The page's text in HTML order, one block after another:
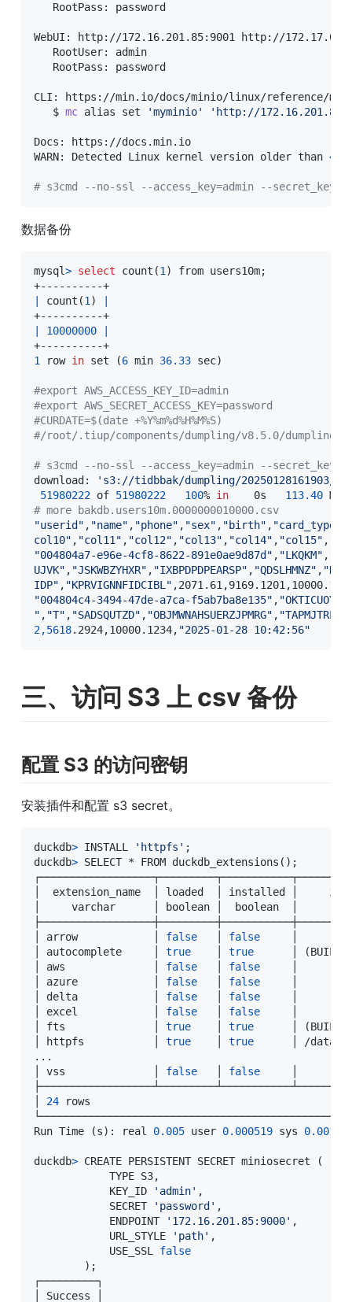
   RootPass: password
WebUI: http://172.16.201.85:9001 http://
   RootUser: admin
   RootPass: password
CLI: https://min.io/docs/minio/linux/reference/
   $
mc alias set 'myminio' 'http://
Docs: https://docs.min.io
WARN: Detected Linux kernel version older than 4.0
# s3cmd --no-ssl --access_key=admin --
数据备份
mysql> select count (1 ) from users10m;
count (1 )
10000000
1
row in set (6 min 36.33 sec)
#export AWS_ACCESS_KEY_ID=admin
#export AWS_SECRET_ACCESS_KEY=password
#CURDATE=$(date +%Y%m%d%H%M%S)
#/root/.tiup/components/dumpling/v8.5.0/dumpling
# s3cmd --no-ssl --access_key=admin --
download:
's3://tidbbak/dumpling/20250128161903/
51980222 of 51980222 100% in
    0s
113.40
# more bakdb.users10m.0000000010000.csv
"userid" , "name" , "phone" , "sex" , "birth" , "card_type"
col10" , "col11" , "col12" , "col13" , "col14" , "col15" ,
"004804a7-e96e-4cf8-8622-891e0ae9d87d" , "LKQKM" ,
UJVK" , "JSKWBZYHXR" , "IXBPDPDPEARSP" , "QDSLHMNZ" ,
IDP" , "KPRVIGNNFIDCIBL"
"004804c4-3494-47de-a7ca-f5ab7ba8e135" ,
" , "T" , "SADSQUTZD" , "OBJMWNAHSUERZJPMRG" ,
2,5618.2924,10000.1234, "2025-01-28 10:42:56"
三、访问 S3 上 csv 备份
配置 S3 的访问密钥
安装插件和配置 s3 secret。
duckdb> INSTALL 'httpfs' ;
duckdb> SELECT * FROM duckdb_extensions ( ) ;
│  extension_name  │ loaded  │ installed
│     varchar      │ boolean │  boolean
│ arrow            │ false false
│ autocomplete     │ true true (BUILT-
│ aws              │ false false
│ azure            │ false false
│ delta            │ false false
│ excel            │ false false
│ fts              │ true true (BUILT-
│ httpfs           │ true true
│ /data/
.. .
│ vss              │ false false
24
Run Time
(s) : real 0.005 user 0.000519 sys
duckdb> CREATE PERSISTENT SECRET miniosecret
(
            TYPE S3,
            KEY_ID
'admin' ,
            SECRET
'password' ,
            ENDPOINT
'172.16.201.85:9000' ,
            URL_STYLE
'path' ,
            USE_SSL
false
) ;
┌─────────┐
│ Success │